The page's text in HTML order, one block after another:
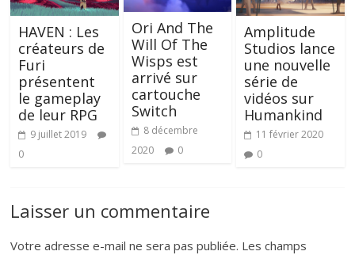
HAVEN : Les
créateurs de
Furi
présentent
le gameplay
de leur RPG
9 juillet 2019
0
Ori And The
Will Of The
Wisps est
arrivé sur
cartouche
Switch
8 décembre
2020
0
Amplitude
Studios lance
une nouvelle
série de
vidéos sur
Humankind
11 février 2020
0
Laisser un commentaire
Votre adresse e-mail ne sera pas publiée. Les champs